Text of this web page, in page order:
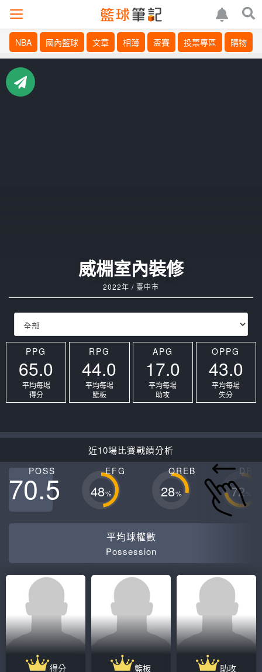
NBA 國內籃球 文章 相簿 盃賽 投票專區 購物
威棩室內裝修
2022年 / 臺中市
PPG
65.0
平均每場
得分
RPG
44.0
平均每場
籃板
APG
17.0
平均每場
助攻
OPPG
43.0
平均每場
失分
近10場比賽戰績分析
POSS
70.5 EFG
48%
OREB
28% 72
平均球權數
Possession
得分 籃板 助攻